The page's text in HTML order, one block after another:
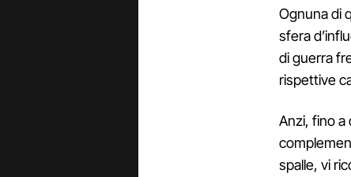
Ognuna di
sfera
di guerra
rispettive
Anzi, fino a
spalle, vi